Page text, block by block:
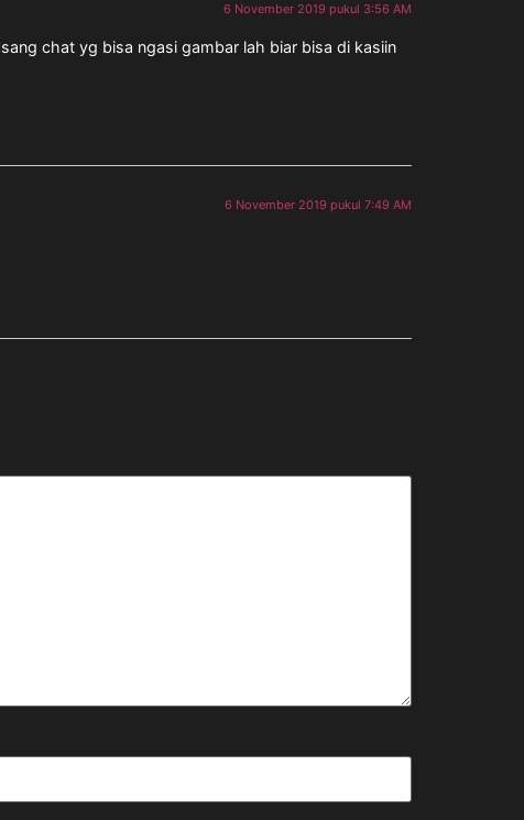
6 November 2019 pukul 3:56 AM
chat yg bisa ngasi gambar lah biar bisa di kasiin
6 November 2019 pukul 7:49 AM